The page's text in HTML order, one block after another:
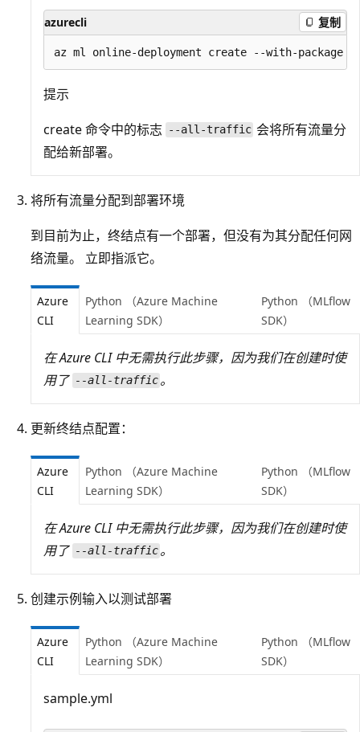
azurecli 复制
提示
create 命令中的标志 --all-traffic 会将所有流量分
配给新部署。
将所有流量分配到部署环境
到目前为止，终结点有一个部署，但没有为其分配任何网
络流量。 立即指派它。
Azure
CLI
Python （Azure Machine
Learning SDK）
Python （MLflow
SDK）
在 Azure CLI 中无需执行此步骤，因为我们在创建时使
用了 --all-traffic 。
更新终结点配置：
Azure
CLI
Python （Azure Machine
Learning SDK）
Python （MLflow
SDK）
在 Azure CLI 中无需执行此步骤，因为我们在创建时使
用了 --all-traffic 。
创建示例输入以测试部署
Azure
CLI
Python （Azure Machine
Learning SDK）
Python （MLflow
SDK）
sample.yml